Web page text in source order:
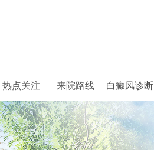
热点关注 来院路线 白癜风诊断